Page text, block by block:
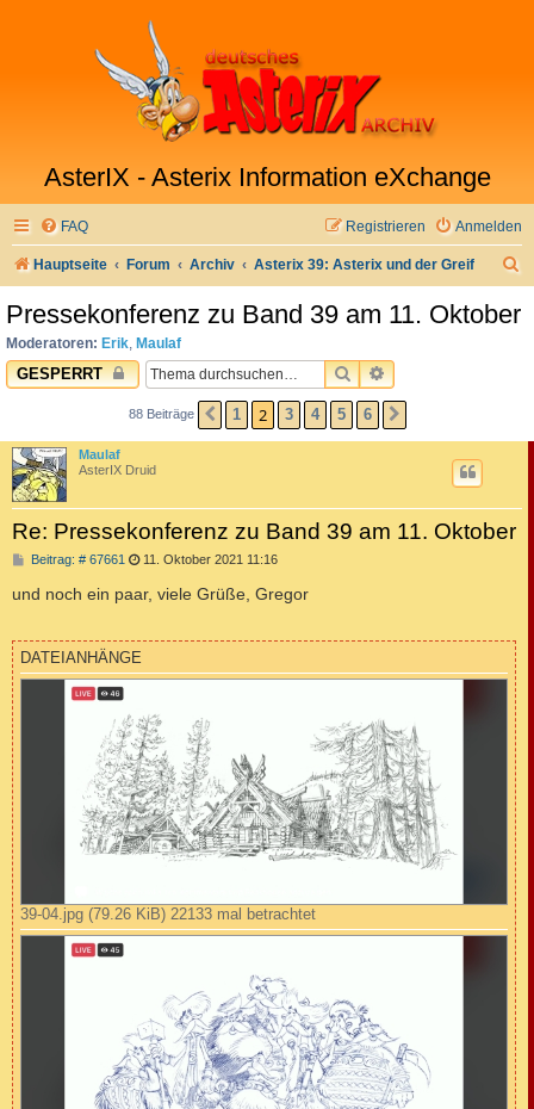
AsterIX - Asterix Information eXchange
FAQ Anmelden
Registrieren
Hauptseite Forum Archiv Asterix 39: Asterix und der Greif
Pressekonferenz zu Band 39 am 11. Oktober
Moderatoren: Erik, Maulaf
GESPERRT SUCHEERWEITERTE
88 Beiträge VORHERIGE
1 2 3 4 5 6
Maulaf
AsterIX Druid
Re: Pressekonferenz zu Band 39 am 11. Oktober
Beitrag: # 67661 B
i
t
g
11. Oktober 2021 11:16
und noch ein paar, viele Grüße, Gregor
DATEIANHÄNGE
39-04.jpg (79.26 KiB) 22133 mal betrachtet